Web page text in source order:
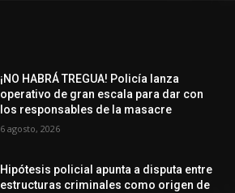
¡NO HABRÁ TREGUA! Policía lanza
operativo de gran escala para dar con
los responsables de la masacre
6 agosto, 2026
Hipótesis policial apunta a disputa entre
estructuras criminales como origen de